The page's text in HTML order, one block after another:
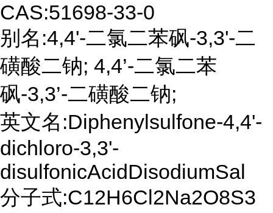
CAS:51698-33-0
别名:4,4'-二氯二苯砜-3,3'-二
磺酸二钠; 4,4’-二氯二苯
砜-3,3’-二磺酸二钠;
英文名:Diphenylsulfone-4,4'-
dichloro-3,3'-
disulfonicAcidDisodiumSal
分子式:C12H6Cl2Na2O8S3